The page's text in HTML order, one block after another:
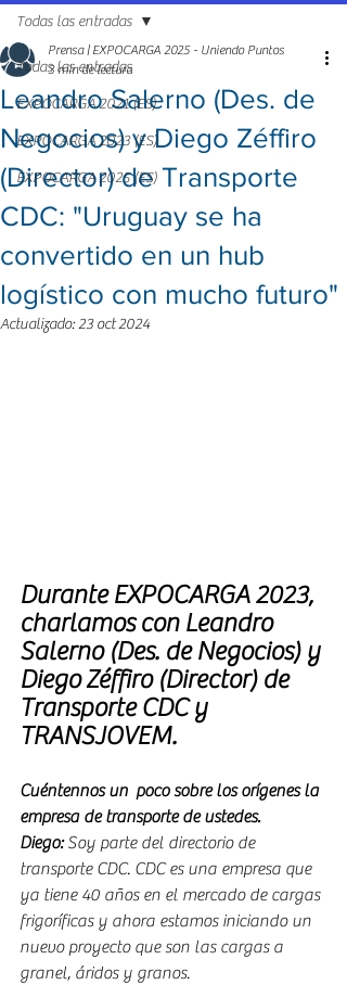
Todas las entradas
EXPOCARGA 2021 (ES)
EXPOCARGA 2023 (ES)
EXPOCARGA 2025 (ES)
Todas las entradas
Leandro Salerno (Des. de
Negocios) y Diego Zéffiro
(Director) de Transporte
CDC: "Uruguay se ha
convertido en un hub
logístico con mucho futuro"
Prensa | EXPOCARGA 2025 - Uniendo Puntos
3 min de lectura
Actualizado:23 oct 2024
Durante EXPOCARGA 2023,
charlamos con Leandro
Salerno (Des. de Negocios) y
Diego Zéffiro (Director) de
Transporte CDC y
TRANSJOVEM.
Cuéntennos un  poco sobre los orígenes la
empresa de transporte de ustedes.
Diego: Soy parte del directorio de
transporte CDC. CDC es una empresa que
ya tiene 40 años en el mercado de cargas
frigoríficas y ahora estamos iniciando un
nuevo proyecto que son las cargas a
granel, áridos y granos.